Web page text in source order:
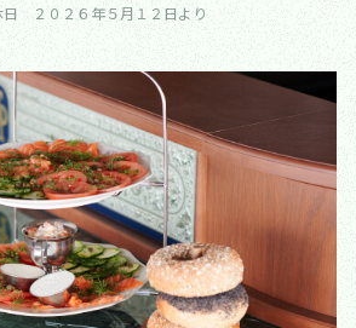
２０２６年５月１２日より